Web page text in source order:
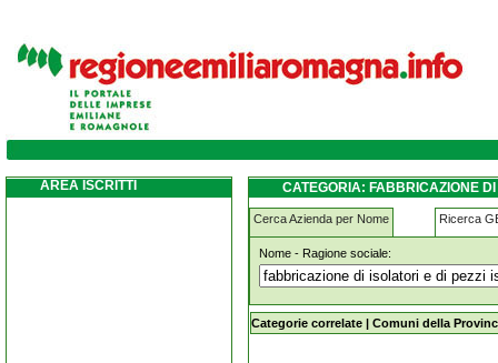
fabbricazione-di-isolatori-e-di-pezzi-
AREA ISCRITTI CATEGORIA: FABBRICAZIONE
Cerca Azienda per Nome Ricerca
Nome - Ragione sociale:
fabbricazione-di-isolatori-e-di-
Categorie correlate | Comuni della